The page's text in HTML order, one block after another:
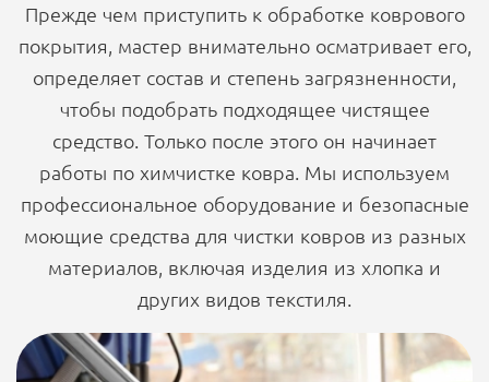
Прежде чем приступить к обработке коврового
покрытия, мастер внимательно осматривает его,
определяет состав и степень загрязненности,
чтобы подобрать подходящее чистящее
средство. Только после этого он начинает
работы по химчистке ковра. Мы используем
профессиональное оборудование и безопасные
моющие средства для чистки ковров из разных
материалов, включая изделия из хлопка и
других видов текстиля.